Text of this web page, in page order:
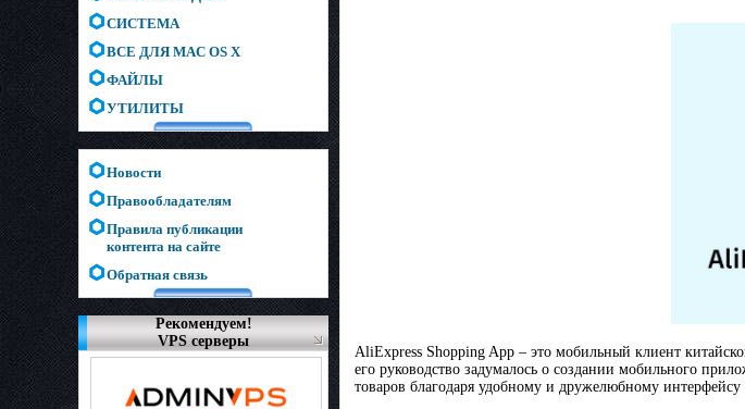
СИСТЕМА
ВСЕ ДЛЯ MAC OS X
ФАЙЛЫ
УТИЛИТЫ
Новости
Правообладателям
Правила публикации
контента на сайте
Обратная связь
Рекомендуем!
VPS серверы
AliExpress Shopping App – это мобильный клиент
его руководство задумалось о создании мобильного
товаров благодаря удобному и дружелюбному